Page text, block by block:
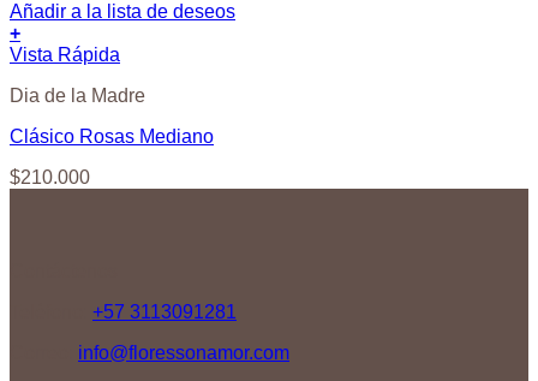
Añadir a la lista de deseos
+
Vista Rápida
Dia de la Madre
Clásico Rosas Mediano
$210.000
+57 3113091281
info@floressonamor.com